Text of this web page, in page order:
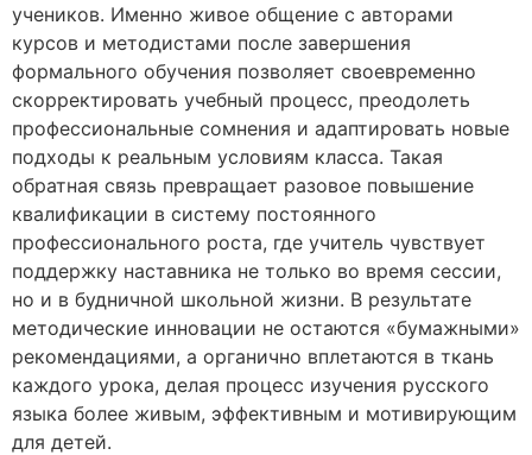
учеников. Именно живое общение с авторами
курсов и методистами после завершения
формального обучения позволяет своевременно
скорректировать учебный процесс, преодолеть
профессиональные сомнения и адаптировать новые
подходы к реальным условиям класса. Такая
обратная связь превращает разовое повышение
квалификации в систему постоянного
профессионального роста, где учитель чувствует
поддержку наставника не только во время сессии,
но и в будничной школьной жизни. В результате
методические инновации не остаются «бумажными»
рекомендациями, а органично вплетаются в ткань
каждого урока, делая процесс изучения русского
языка более живым, эффективным и мотивирующим
для детей.